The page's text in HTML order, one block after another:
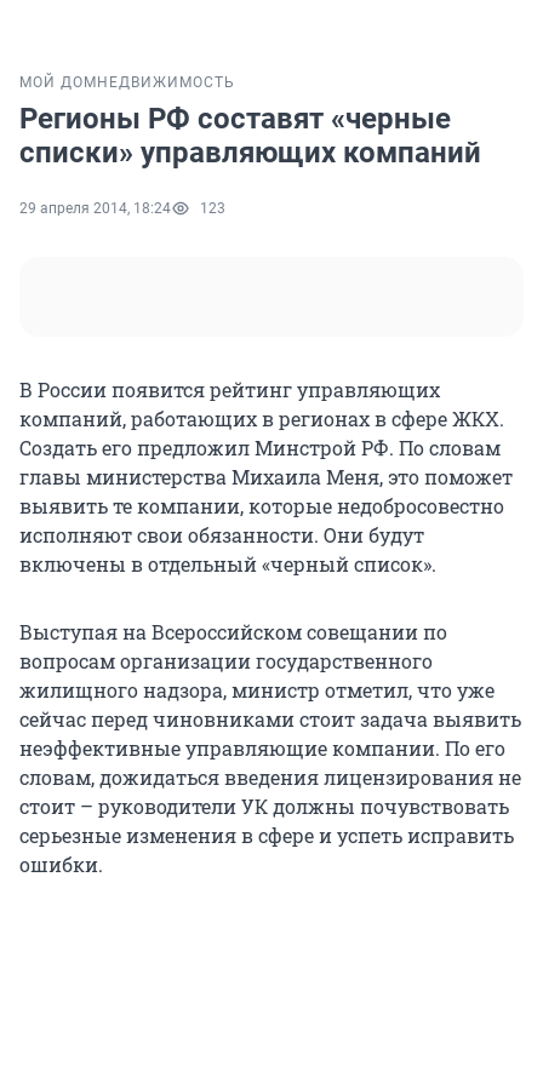
МОЙ ДОМ НЕДВИЖИМОСТЬ
Регионы РФ составят «черные
списки» управляющих компаний
29 апреля 2014, 18:24 123
В России появится рейтинг управляющих
компаний, работающих в регионах в сфере ЖКХ.
Создать его предложил Минстрой РФ. По словам
главы министерства Михаила Меня, это поможет
выявить те компании, которые недобросовестно
исполняют свои обязанности. Они будут
включены в отдельный «черный список».
Выступая на Всероссийском совещании по
вопросам организации государственного
жилищного надзора, министр отметил, что уже
сейчас перед чиновниками стоит задача выявить
неэффективные управляющие компании. По его
словам, дожидаться введения лицензирования не
стоит – руководители УК должны почувствовать
серьезные изменения в сфере и успеть исправить
ошибки.